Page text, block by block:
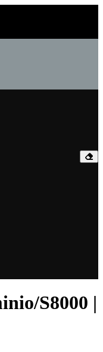
S8000 |